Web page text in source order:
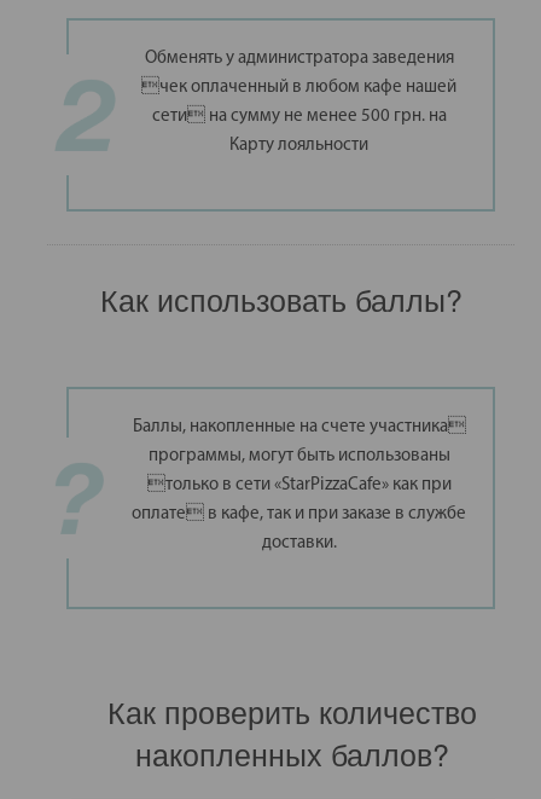
Обменять у администратора заведения
чек оплаченный в любом кафе нашей
сети на сумму не менее 500 грн. на
Карту лояльности
Как использовать баллы?
Баллы, накопленные на счете участника
программы, могут быть использованы
только в сети «StarPizzaCafe» как при
оплате в кафе, так и при заказе в службе
доставки.
Как проверить количество
накопленных баллов?